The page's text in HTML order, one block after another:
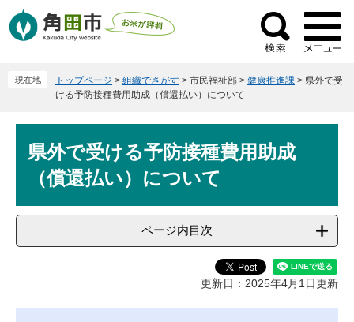
ー
ニ
検
索
現在地 トップページ > 組織でさがす > 市民福祉部 > 健康推進課 > 県外で受
ける予防接種費用助成（償還払い）について
県外で受ける予防接種費用助成
（償還払い）について
ページ内目次
更新日：2025年4月1日更新